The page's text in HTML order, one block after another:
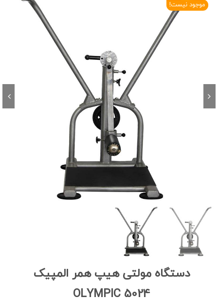
موجود نیست!
دستگاه مولتی هیپ همر المپیک
OLYMPIC 5024